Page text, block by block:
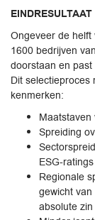
EINDRESULTAAT
Ongeveer de
1600 bedrijven
doorstaan en
Dit
kenmerken:
Spreiding
ESG-
Regionale
gewicht
absolute